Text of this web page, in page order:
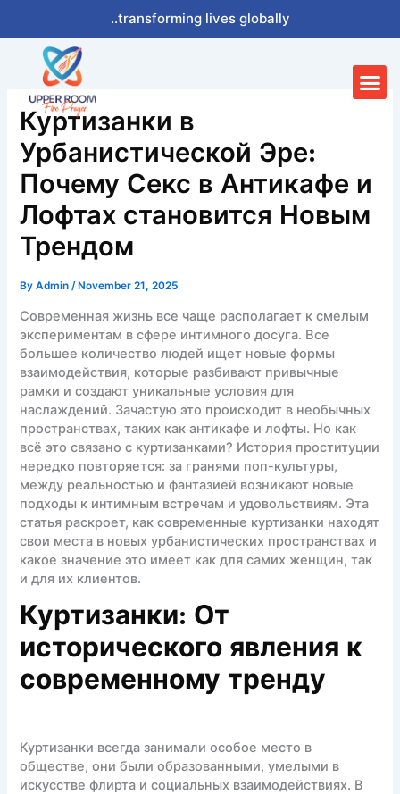
content
..transforming lives globally
Куртизанки в
Урбанистической Эре:
Почему Секс в Антикафе и
Лофтах становится Новым
Трендом
ByAdmin/ November 21, 2025
Современная жизнь все чаще располагает к смелым
экспериментам в сфере интимного досуга. Все
большее количество людей ищет новые формы
взаимодействия, которые разбивают привычные
рамки и создают уникальные условия для
наслаждений. Зачастую это происходит в необычных
пространствах, таких как антикафе и лофты. Но как
всё это связано с куртизанками? История проституции
нередко повторяется: за гранями поп-культуры,
между реальностью и фантазией возникают новые
подходы к интимным встречам и удовольствиям. Эта
статья раскроет, как современные куртизанки находят
свои места в новых урбанистических пространствах и
какое значение это имеет как для самих женщин, так
и для их клиентов.
Куртизанки: От
исторического явления к
современному тренду
Куртизанки всегда занимали особое место в
обществе, они были образованными, умелыми в
искусстве флирта и социальных взаимодействиях. В